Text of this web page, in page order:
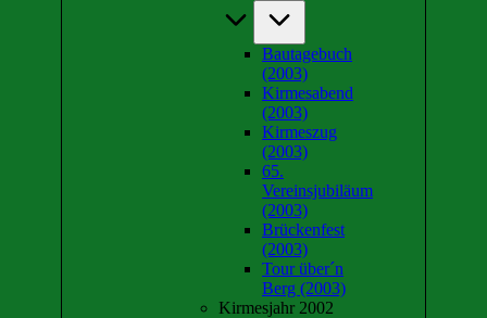
Bautagebuch
(2003)
Kirmesabend
(2003)
Kirmeszug
(2003)
65.
Vereinsjubiläum
(2003)
Brückenfest
(2003)
Tour über´n
Berg (2003)
Kirmesjahr 2002